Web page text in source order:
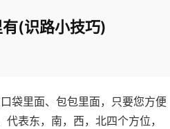
(识路小技巧)
袋里面、包包里面，只要您方便
表东，南，西，北四个方位，